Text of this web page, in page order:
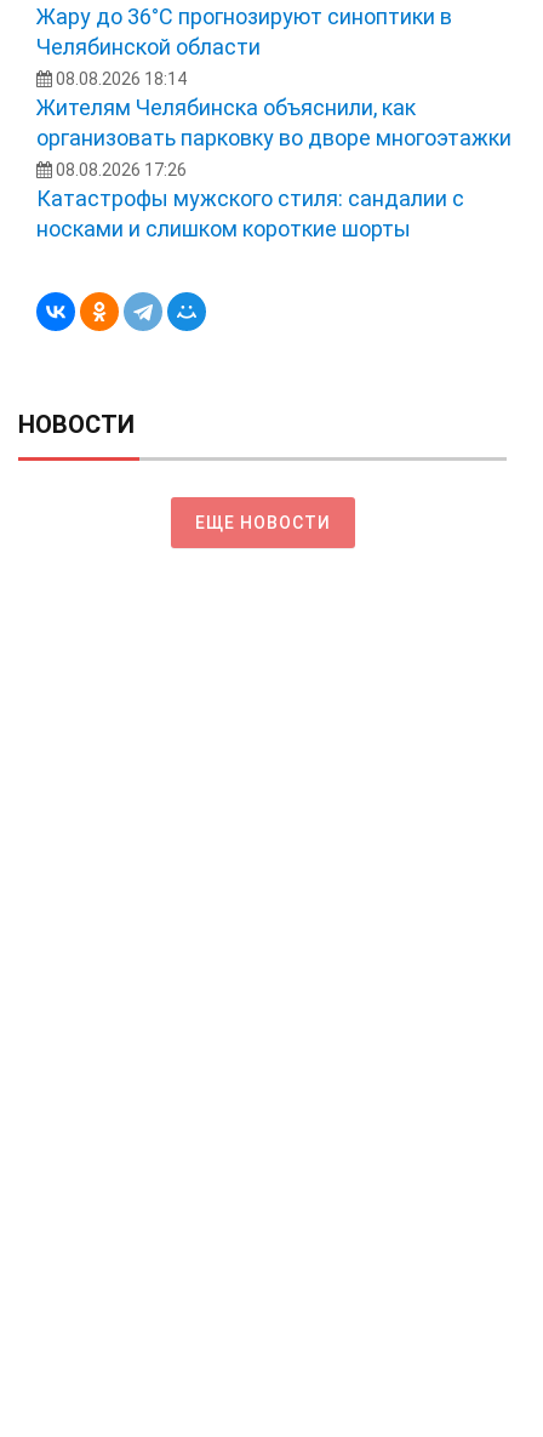
Жару до 36°С прогнозируют синоптики в
Челябинской области
08.08.2026 18:14
Жителям Челябинска объяснили, как
организовать парковку во дворе многоэтажки
08.08.2026 17:26
Катастрофы мужского стиля: сандалии с
носками и слишком короткие шорты
НОВОСТИ
ЕЩЕ НОВОСТИ